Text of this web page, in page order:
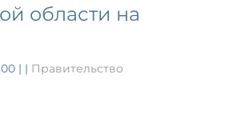
области на
| | Правительство